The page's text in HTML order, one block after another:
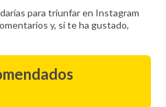
para triunfar en Instagram
y, si te ha gustado,